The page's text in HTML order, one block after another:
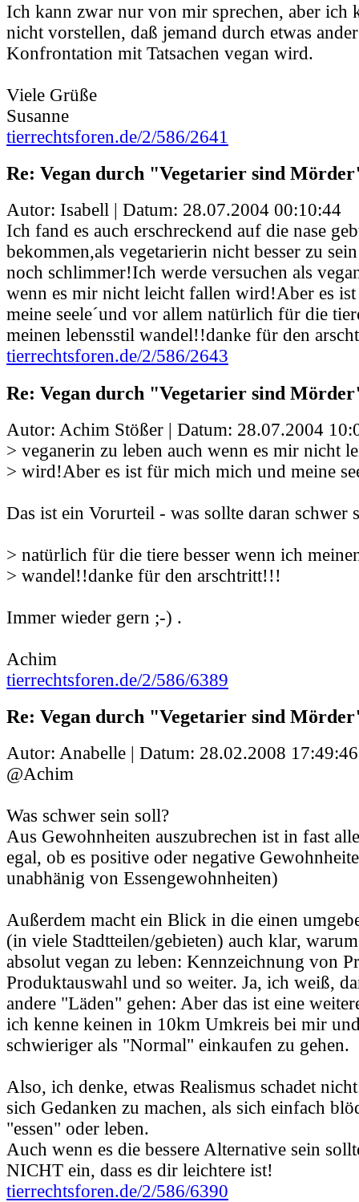
Ich kann zwar nur von mir sprechen, aber ich
nicht vorstellen, daß jemand durch etwas
Konfrontation mit Tatsachen vegan wird.
Viele Grüße
Susanne
tierrechtsforen.de/2/586/2641
Re: Vegan durch "Vegetarier sind
Autor: Isabell | Datum: 28.07.2004 00:10:44
Ich fand es auch erschreckend auf die nase
bekommen,als vegetarierin nicht besser zu
noch schlimmer!Ich werde versuchen als
wenn es mir nicht leicht fallen wird!Aber es
meine seele´und vor allem natürlich für die
meinen lebensstil wandel!!danke für den
tierrechtsforen.de/2/586/2643
Re: Vegan durch "Vegetarier sind
Autor: Achim Stößer | Datum: 28.07.2004
> veganerin zu leben auch wenn es mir nicht
> wird!Aber es ist für mich mich und meine
Das ist ein Vorurteil - was sollte daran schwer
> natürlich für die tiere besser wenn ich
> wandel!!danke für den arschtritt!!!
Immer wieder gern ;-) .
Achim
tierrechtsforen.de/2/586/6389
Re: Vegan durch "Vegetarier sind
Autor: Anabelle | Datum: 28.02.2008 17:49:46
@Achim
Was schwer sein soll?
Aus Gewohnheiten auszubrechen ist in fast
egal, ob es positive oder negative
unabhänig von Essengewohnheiten)
Außerdem macht ein Blick in die einen
(in viele Stadtteilen/gebieten) auch klar,
absolut vegan zu leben: Kennzeichnung von
Produktauswahl und so weiter. Ja, ich weiß,
andere "Läden" gehen: Aber das ist eine
ich kenne keinen in 10km Umkreis bei mir
schwieriger als "Normal" einkaufen zu gehen.
Also, ich denke, etwas Realismus schadet
sich Gedanken zu machen, als sich einfach
"essen" oder leben.
Auch wenn es die bessere Alternative sein
NICHT ein, dass es dir leichtere ist!
tierrechtsforen.de/2/586/6390